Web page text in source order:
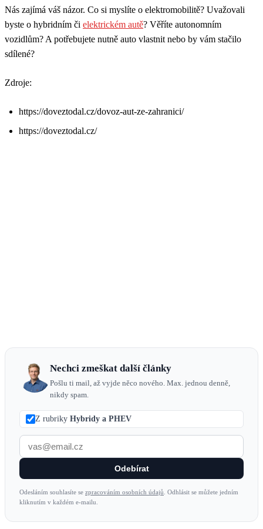
Nás zajímá váš názor. Co si myslíte o elektromobilitě? Uvažovali
byste o hybridním či elektrickém autě? Věříte autonomním
vozidlům? A potřebujete nutně auto vlastnit nebo by vám stačilo
sdílené?
Zdroje:
https://doveztodal.cz/dovoz-aut-ze-zahranici/
https://doveztodal.cz/
Nechci zmeškat další články
Pošlu ti mail, až vyjde něco nového. Max. jednou denně,
nikdy spam.
Z rubriky Hybridy a PHEV
Odebírat
Odesláním souhlasíte se zpracováním osobních údajů . Odhlásit se můžete jedním
kliknutím v každém e-mailu.